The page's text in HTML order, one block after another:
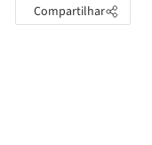
Compartilhar